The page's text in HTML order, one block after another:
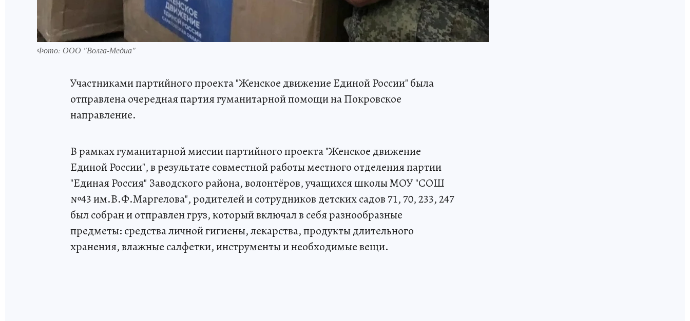
Фото: ООО "Волга-Медиа"
Участниками партийного проекта "Женское движение Единой России" была
отправлена очередная партия гуманитарной помощи на Покровское
направление.
В рамках гуманитарной миссии партийного проекта "Женское движение
Единой России", в результате совместной работы местного отделения партии
"Единая Россия" Заводского района, волонтёров, учащихся школы МОУ "СОШ
№43 им.В.Ф.Маргелова", родителей и сотрудников детских садов 71, 70, 233, 247
был собран и отправлен груз, который включал в себя разнообразные
предметы: средства личной гигиены, лекарства, продукты длительного
хранения, влажные салфетки, инструменты и необходимые вещи.